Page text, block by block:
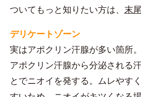
ついてもっと知りたい方は、 末
デリケートゾーン
実はアポクリン汗腺が多い箇所
アポクリン汗腺から分泌される
とでニオイを発する。ムレやす